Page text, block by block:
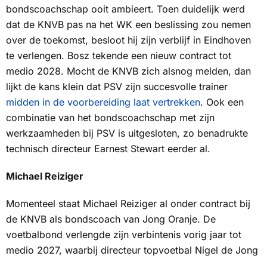
bondscoachschap ooit ambieert. Toen duidelijk werd
dat de KNVB pas na het WK een beslissing zou nemen
over de toekomst, besloot hij zijn verblijf in Eindhoven
te verlengen. Bosz tekende een nieuw contract tot
medio 2028. Mocht de KNVB zich alsnog melden, dan
lijkt de kans klein dat PSV zijn succesvolle trainer
midden in de voorbereiding laat vertrekken. Ook een
combinatie van het bondscoachschap met zijn
werkzaamheden bij PSV is uitgesloten, zo benadrukte
technisch directeur Earnest Stewart eerder al.
Michael Reiziger
Momenteel staat Michael Reiziger al onder contract bij
de KNVB als bondscoach van Jong Oranje. De
voetbalbond verlengde zijn verbintenis vorig jaar tot
medio 2027, waarbij directeur topvoetbal Nigel de Jong